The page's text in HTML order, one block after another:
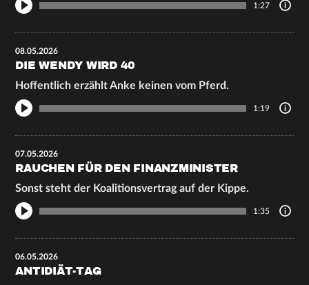
1:27
08.05.2026
DIE WENDY WIRD 40
Hoffentlich erzählt Anke keinen vom Pferd.
1:19
07.05.2026
RAUCHEN FÜR DEN FINANZMINISTER
Sonst steht der Koalitionsvertrag auf der Kippe.
1:35
06.05.2026
ANTIDIÄT-TAG